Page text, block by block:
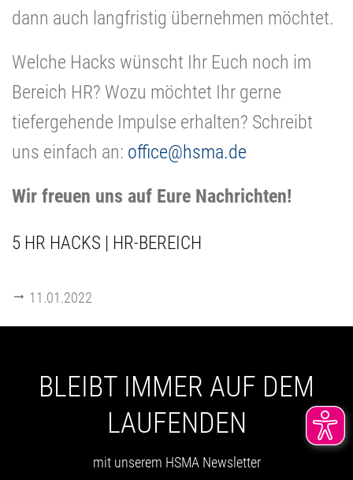
dann auch langfristig übernehmen möchtet.
Welche Hacks wünscht Ihr Euch noch im
Bereich HR? Wozu möchtet Ihr gerne
tiefergehende Impulse erhalten? Schreibt
uns einfach an: office@hsma.de
Wir freuen uns auf Eure Nachrichten!
5 HR HACKS | HR-BEREICH
11.01.2022
BLEIBT IMMER AUF DEM
LAUFENDEN
mit unserem HSMA Newsletter